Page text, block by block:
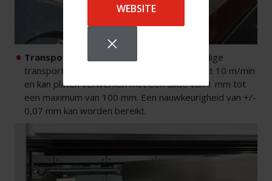
WEBSITE
Transportband
; deze olie- en hittebestendige
transportband heeft een snelheid van 0,1 tot 10 m/min
en kan platen verwerken met een dikte van 1 mm tot
een maximum van 100 mm. Een nauwkeurigheid van +/-
0,07 mm kan worden bereikt.